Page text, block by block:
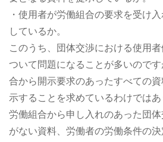
・使用者が労働組合の要求を受け
しているか。
このうち、団体交渉における使用
ついて問題になることが多いので
合から開示要求のあったすべての
示することを求めているわけではあ
労働組合から申し入れのあった団
がない資料、労働者の労働条件の